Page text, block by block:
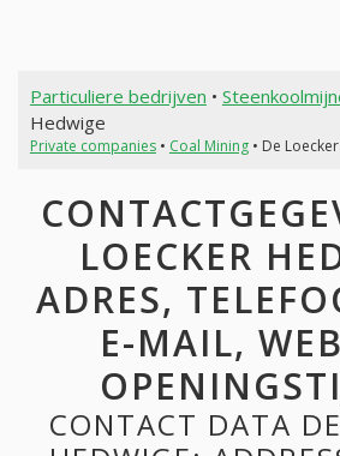
Particuliere bedrijven •
Hedwige
Private companies• Coal Mining• De
LOECKER
ADRES,
E-MAIL,
CONTACT DATA